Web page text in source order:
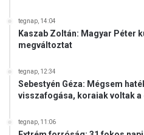
tegnap, 14:04
Kaszab Zoltán: Magyar Péter
megváltoztat
tegnap, 12:34
Sebestyén Géza: Mégsem
visszafogása, koraiak voltak
tegnap, 11:06